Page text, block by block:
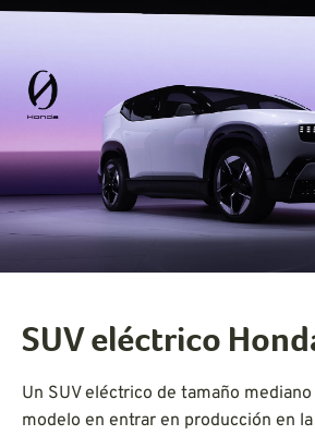
SUV eléctrico
Un SUV eléctrico de tamaño
modelo en entrar en producción en